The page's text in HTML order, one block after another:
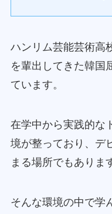
ハンリム芸能芸術高
を輩出してきた韓国
ています。
在学中から実践的な
境が整っており、デ
まる場所でもありま
そんな環境の中で学